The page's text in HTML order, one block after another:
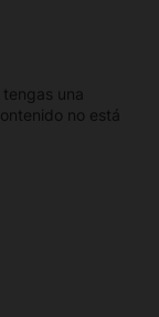
tengas una
no está